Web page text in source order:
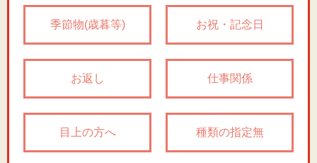
季節物(歳暮等) お祝・記念日
お返し 仕事関係
目上の方へ 種類の指定無